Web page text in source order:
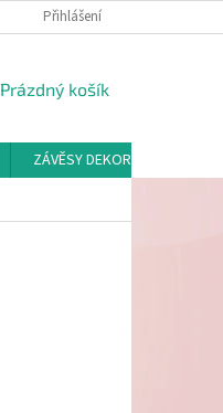
Přihlášení
NÁKUPNÍ
Prázdný košík
ZÁVĚSY DEKORAČNÍ A